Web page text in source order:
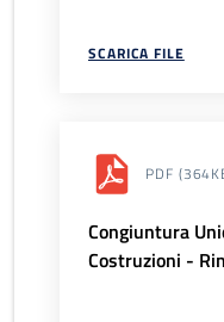
SCARICA FILE
PDF
Congiuntura
Costruzioni -